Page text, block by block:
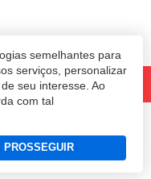
semelhantes para
serviços, personalizar
seu interesse. Ao
com tal
PROSSEGUIR
Privacidade